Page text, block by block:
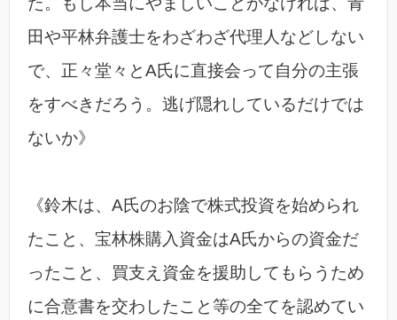
田や平林弁護士をわざわざ代理人などしない
で、正々堂々とA氏に直接会って自分の主張
をすべきだろう。逃げ隠れしているだけでは
ないか》
《鈴木は、A氏のお陰で株式投資を始められ
たこと、宝林株購入資金はA氏からの資金だ
ったこと、買支え資金を援助してもらうため
に合意書を交わしたこと等の全てを認めてい